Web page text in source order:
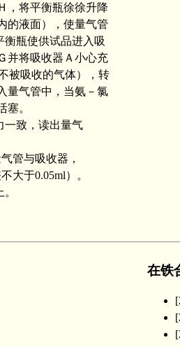
，将平衡瓶徐徐升降
的液面），使量气管
衡瓶使供试品进入吸
并将吸收器Ａ小心充
被吸收的气体），转
量气管中，当氨－氯
。
一致，读出量气
管与吸收器，
大于0.05ml）。
在铁